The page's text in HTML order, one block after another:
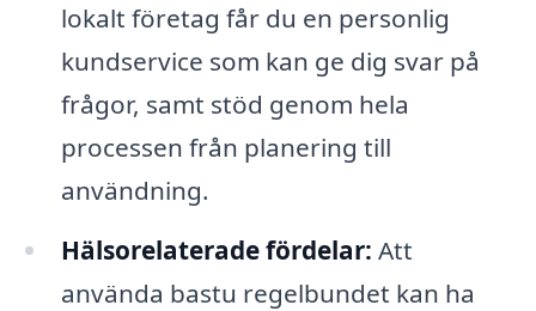
lokalt företag får du en personlig
kundservice som kan ge dig svar på
frågor, samt stöd genom hela
processen från planering till
användning.
Hälsorelaterade fördelar: Att
använda bastu regelbundet kan ha